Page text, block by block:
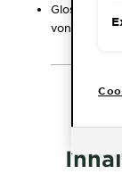
Glossing
von Garnier.